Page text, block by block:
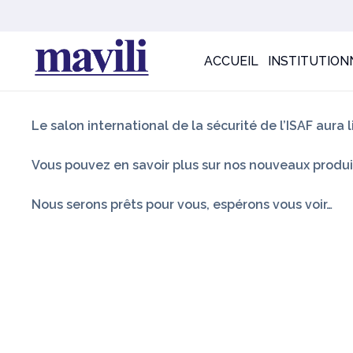
ACCUEIL
Le salon international de la sécurité de l’ISAF aura
Vous pouvez en savoir plus sur nos nouveaux
Nous serons prêts pour vous, espérons vous voir…